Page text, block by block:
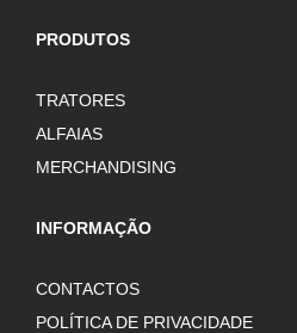
PRODUTOS
TRATORES
ALFAIAS
MERCHANDISING
INFORMAÇÃO
CONTACTOS
POLÍTICA DE PRIVACIDADE